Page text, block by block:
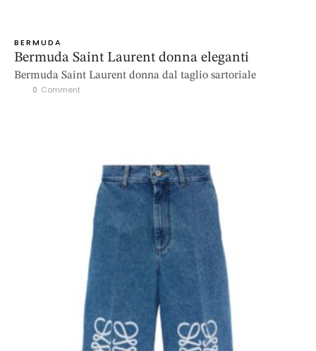
BERMUDA
Bermuda Saint Laurent donna eleganti
Bermuda Saint Laurent donna dal taglio sartoriale
0 Comment